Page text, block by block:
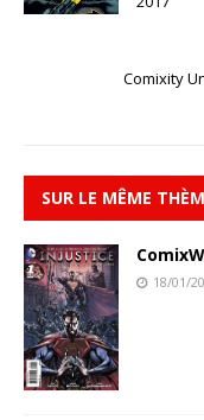
Comixity
SUR LE MÊME
18/01/